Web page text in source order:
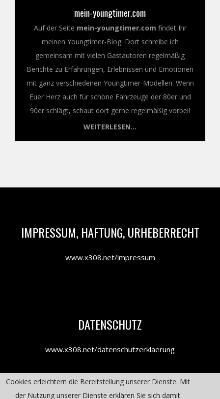
mein-youngtimer.com
Auf der Seite mein-youngtimer.com findet Ihr
meinen Youngtimer-Blog. Dort schreibe ich
gemeinsam mit vielen Gastautoren regelmäßig
Berichte zu Erfahrungen, Erlebnissen und Emotionen
mit ganz verschiedenen Youngtimer-Modellen. Wenn
Euer Herz auch für schöne Fahrzeuge der 80er und
90er schlägt, schaut dort gerne regelmäßig vorbei!
WEITERLESEN...
IMPRESSUM, HAFTUNG, URHEBERRECHT
www.x308.net/impressum
DATENSCHUTZ
www.x308.net/datenschutzerklaerung
Cookies erleichtern die Bereitstellung unserer Dienste. Mit
der Nutzung unserer Dienste erklären Sie sich damit